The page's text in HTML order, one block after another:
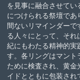
を見事に融合させて
につけられる祭壇であ
間ないリマインダー
る人々にとって、そ
紀にもわたる精神的実
す。各リングはマント
ために検査され、黄
イドとともに包装され